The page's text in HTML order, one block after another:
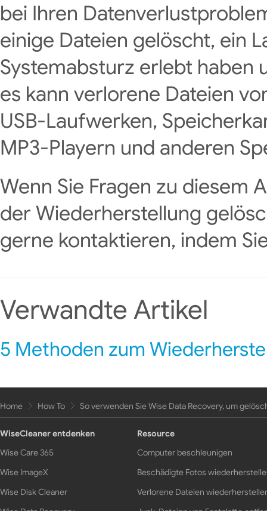
bei Ihren
einige Dateien gelöscht, ein
Systemabsturz erlebt haben
es kann verlorene Dateien
USB-Laufwerken,
MP3-Playern und anderen
Wenn Sie Fragen zu diesem
der Wiederherstellung
gerne kontaktieren, indem
Verwandte Artikel
Home How To So verwenden Sie Wise Data Recovery, um
WiseCleaner entdenken
Wise Care 365
Wise ImageX
Wise Disk Cleaner
Resource
Computer beschleunigen
Beschädigte Fotos
Verlorene Dateien